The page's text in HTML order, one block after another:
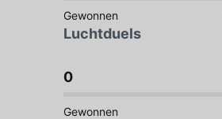
Gewonnen
Luchtduels
0
Gewonnen